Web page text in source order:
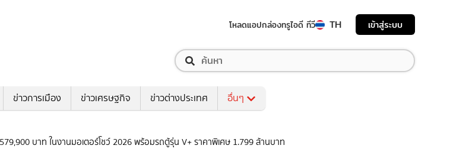
โหลดแอปกล่องทรูไอดี ทีวี TH เข้าสู่ระบบ
ข่าวการเมือง ข่าวเศรษฐกิจ ข่าวต่างประเทศ อื่นๆ
บาท ในงานมอเตอร์โชว์ 2026 พร้อมรถตู้รุ่น V+ ราคาพิเศษ 1.799 ล้านบาท